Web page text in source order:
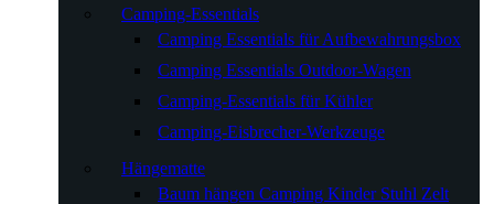
Camping-Essentials
Camping Essentials für Aufbewahrungsbox
Camping Essentials Outdoor-Wagen
Camping-Essentials für Kühler
Camping-Eisbrecher-Werkzeuge
Hängematte
Baum hängen Camping Kinder Stuhl Zelt